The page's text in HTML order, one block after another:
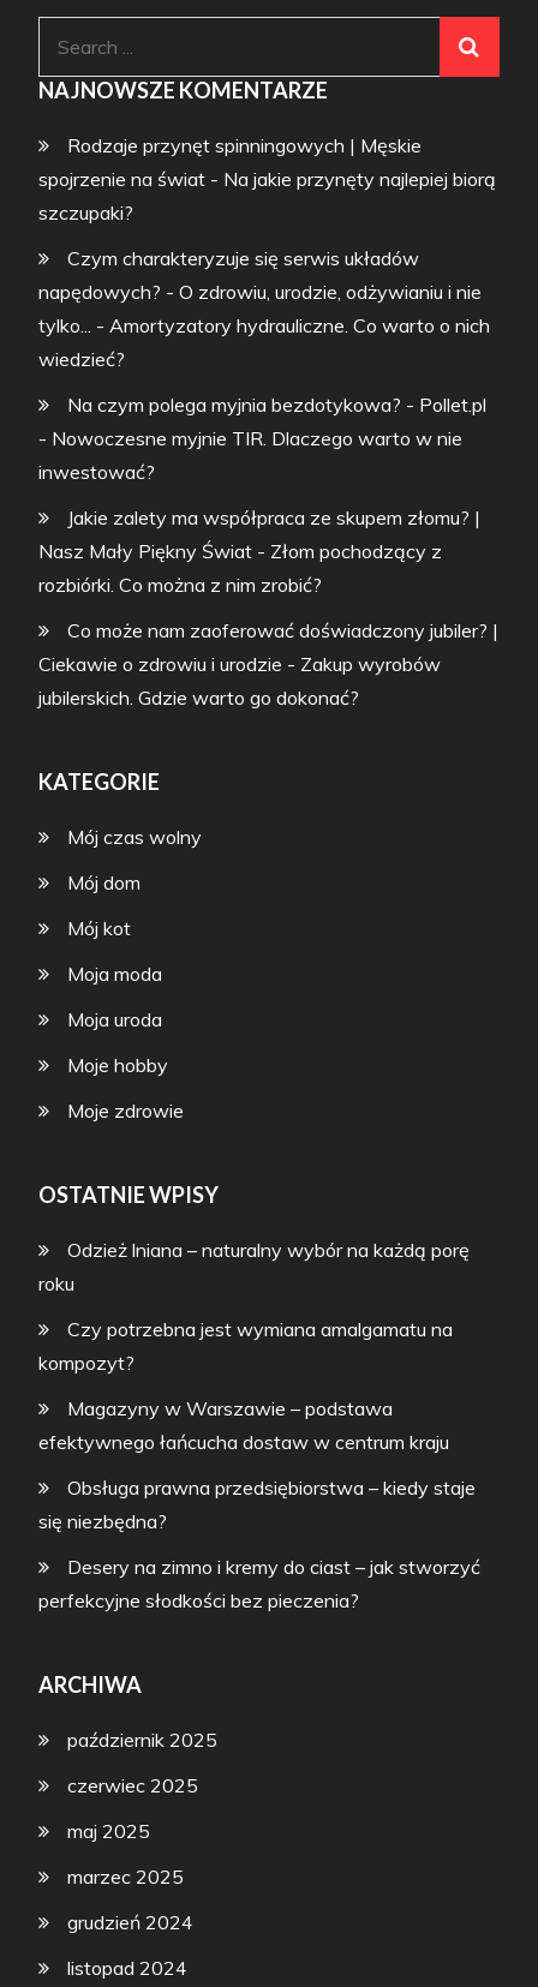
NAJNOWSZE KOMENTARZE
Rodzaje przynęt spinningowych | Męskie
spojrzenie na świat - Na jakie przynęty najlepiej biorą
szczupaki?
Czym charakteryzuje się serwis układów
napędowych? - O zdrowiu, urodzie, odżywianiu i nie
tylko...
- Amortyzatory hydrauliczne. Co warto o nich
wiedzieć?
Na czym polega myjnia bezdotykowa? - Pollet.pl
- Nowoczesne myjnie TIR. Dlaczego warto w nie
inwestować?
Jakie zalety ma współpraca ze skupem złomu? |
Nasz Mały Piękny Świat - Złom pochodzący z
rozbiórki. Co można z nim zrobić?
Co może nam zaoferować doświadczony jubiler? |
Ciekawie o zdrowiu i urodzie - Zakup wyrobów
jubilerskich. Gdzie warto go dokonać?
KATEGORIE
Mój czas wolny
Mój dom
Mój kot
Moja moda
Moja uroda
Moje hobby
Moje zdrowie
OSTATNIE WPISY
Odzież lniana – naturalny wybór na każdą porę
roku
Czy potrzebna jest wymiana amalgamatu na
kompozyt?
Magazyny w Warszawie – podstawa
efektywnego łańcucha dostaw w centrum kraju
Obsługa prawna przedsiębiorstwa – kiedy staje
się niezbędna?
Desery na zimno i kremy do ciast – jak stworzyć
perfekcyjne słodkości bez pieczenia?
ARCHIWA
październik 2025
czerwiec 2025
maj 2025
marzec 2025
grudzień 2024
listopad 2024